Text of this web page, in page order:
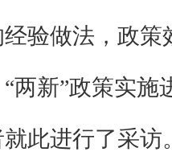
经验做法，政
两新”政策实
此进行了采访